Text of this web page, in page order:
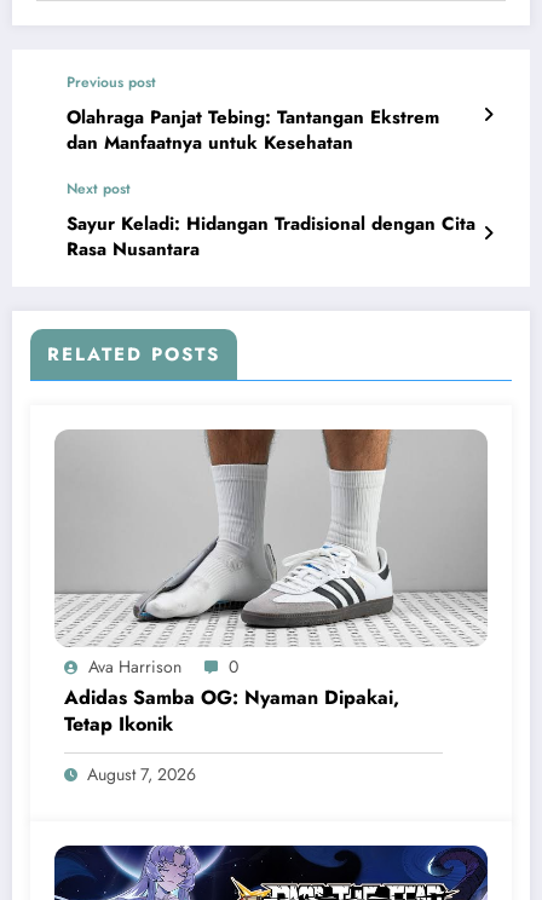
Previous post
Olahraga Panjat Tebing: Tantangan Ekstrem
dan Manfaatnya untuk Kesehatan
Next post
Sayur Keladi: Hidangan Tradisional dengan Cita
Rasa Nusantara
RELATED POSTS
Ava Harrison 0
Adidas Samba OG: Nyaman Dipakai,
Tetap Ikonik
August 7, 2026